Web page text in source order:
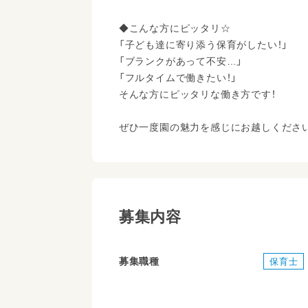
◆こんな方にピッタリ☆
「子ども達に寄り添う保育がしたい！」
「ブランクがあって不安…」
「フルタイムで働きたい！」
そんな方にピッタリな働き方です！
ぜひ一度園の魅力を感じにお越しくださ
募集内容
募集職種 保育士